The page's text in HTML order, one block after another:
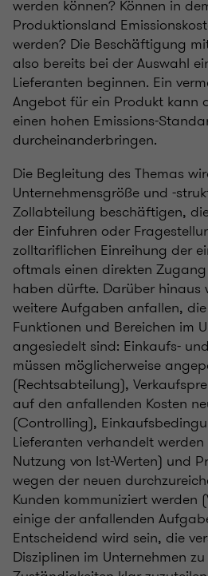
werden können? Können in
Produktionsland
werden? Die Beschäftigung
also bereits bei der Auswahl
Lieferanten beginnen. Ein
Angebot für ein Produkt kann
einen hohen Emissions-
durcheinanderbringen.
Die Begleitung des Themas
Unternehmensgröße und -
Zollabteilung beschäftigen,
der Einfuhren oder
zolltariflichen Einreihung der
oftmals einen direkten
haben dürfte. Darüber hinaus
weitere Aufgaben anfallen,
Funktionen und Bereichen im
angesiedelt sind: Einkaufs-
müssen möglicherweise
(Rechtsabteilung),
auf den anfallenden Kosten
(Controlling),
Lieferanten verhandelt
Nutzung von Ist-Werten) und
wegen der neuen
Kunden kommuniziert werden
einige der anfallenden
Entscheidend wird sein, die
Disziplinen im Unternehmen